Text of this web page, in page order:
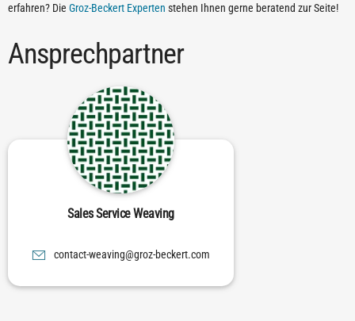
erfahren? Die Groz-Beckert Experten stehen Ihnen gerne beratend zur Seite!
Ansprechpartner
Sales Service Weaving
moc.trekceb-zorg@gnivaew-tcatnoc